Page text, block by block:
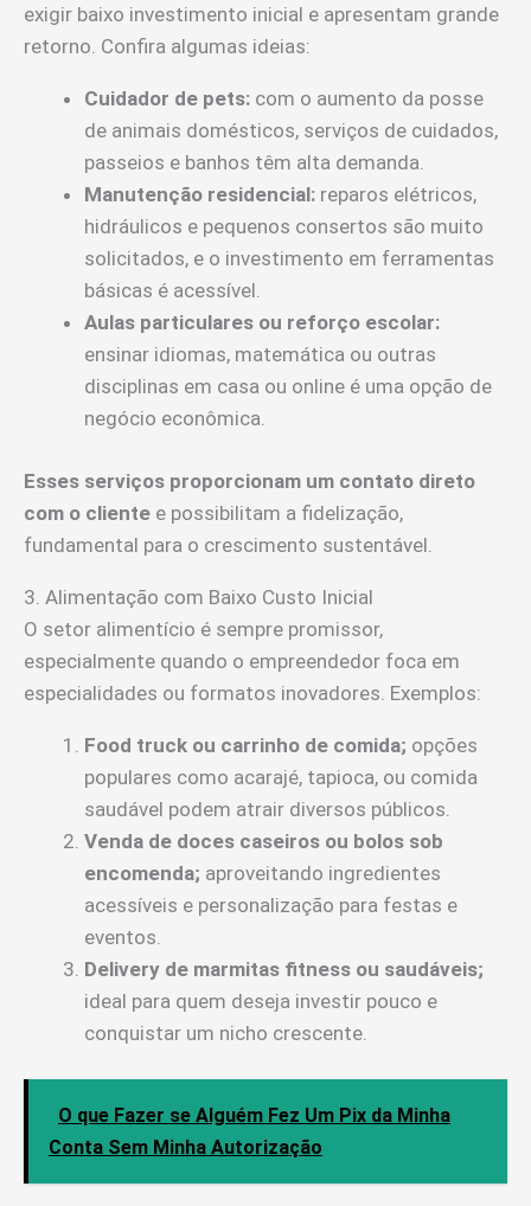
exigir baixo investimento inicial e apresentam grande
retorno. Confira algumas ideias:
Cuidador de pets: com o aumento da posse
de animais domésticos, serviços de cuidados,
passeios e banhos têm alta demanda.
Manutenção residencial: reparos elétricos,
hidráulicos e pequenos consertos são muito
solicitados, e o investimento em ferramentas
básicas é acessível.
Aulas particulares ou reforço escolar:
ensinar idiomas, matemática ou outras
disciplinas em casa ou online é uma opção de
negócio econômica.
Esses serviços proporcionam um contato direto
com o cliente e possibilitam a fidelização,
fundamental para o crescimento sustentável.
3. Alimentação com Baixo Custo Inicial
O setor alimentício é sempre promissor,
especialmente quando o empreendedor foca em
especialidades ou formatos inovadores. Exemplos:
Food truck ou carrinho de comida; opções
populares como acarajé, tapioca, ou comida
saudável podem atrair diversos públicos.
Venda de doces caseiros ou bolos sob
encomenda; aproveitando ingredientes
acessíveis e personalização para festas e
eventos.
Delivery de marmitas fitness ou saudáveis;
ideal para quem deseja investir pouco e
conquistar um nicho crescente.
O que Fazer se Alguém Fez Um Pix da Minha
Conta Sem Minha Autorização